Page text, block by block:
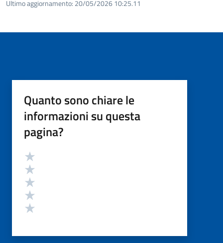
Ultimo aggiornamento: 20/05/2026 10:25.11
Quanto sono chiare le
informazioni su questa
pagina?
Valutazione